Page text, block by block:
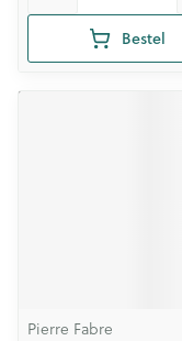
Bestel
Pierre Fabre